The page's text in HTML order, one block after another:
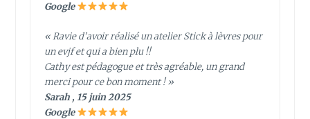
Google
« Ravie d’avoir réalisé un atelier Stick à lèvres pour
un evjf et qui a bien plu !!
Cathy est pédagogue et très agréable, un grand
merci pour ce bon moment ! »
Sarah , 15 juin 2025
Google